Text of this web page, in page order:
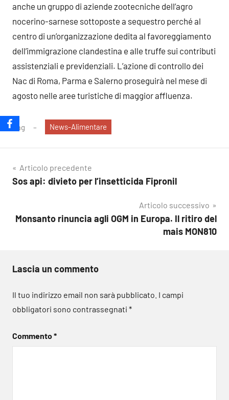
anche un gruppo di aziende zootecniche dell’agro
nocerino-sarnese sottoposte a sequestro perché al
centro di un’organizzazione dedita al favoreggiamento
dell’immigrazione clandestina e alle truffe sui contributi
assistenziali e previdenziali. L’azione di controllo dei
Nac di Roma, Parma e Salerno proseguirà nel mese di
agosto nelle aree turistiche di maggior affluenza.
Tag News-Alimentare
Navigazione
articoli
Articolo precedente
Sos api: divieto per l’insetticida Fipronil
Articolo successivo
Monsanto rinuncia agli OGM in Europa. Il ritiro del
mais MON810
Lascia un commento
Il tuo indirizzo email non sarà pubblicato. I campi
obbligatori sono contrassegnati *
Commento*